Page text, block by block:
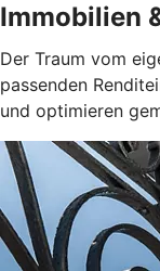
Immobilien
Der Traum vom
passenden
und optimieren